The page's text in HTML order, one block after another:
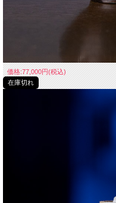
価格:77,000円(税込)
在庫切れ